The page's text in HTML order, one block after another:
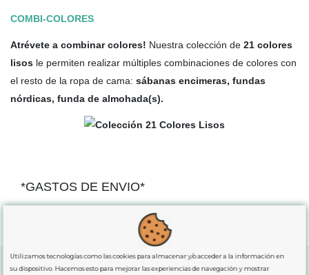
COMBI-COLORES
Atrévete a combinar colores! Nuestra colección de 21 colores
lisos le permiten realizar múltiples combinaciones de colores con
el resto de la ropa de cama: sábanas encimeras, fundas
nórdicas, funda de almohada(s).
*GASTOS DE ENVIO*
para compras superiores a 80€
exclusiva para la peninsula.
Utilizamos tecnologías como las cookies para almacenar y/o acceder a la información en
su dispositivo. Hacemos esto para mejorar las experiencias de navegación y mostrar